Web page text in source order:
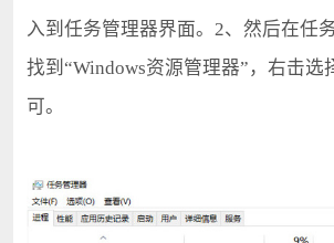
入到任务管理器界面。2、然后在任
找到“Windows资源管理器”，右击选
可。